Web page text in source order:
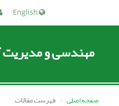
مهندسی و مدیریت
صفحه اصلی فهرست مقالات